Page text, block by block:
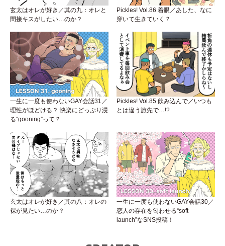
玄太はオレが好き／其の九：オレと
間接キスがしたい…のか？
Pickles! Vol.86 着眼／あした、なに
穿いて生きていく？
一生に一度も使わないGAY会話31／
理性がほどける？ 快楽にどっぷり浸
る“gooning”って？
Pickles! Vol.85 飲み込んで／いつも
とは違う旅先で…!?
玄太はオレが好き／其の八：オレの
裸が見たい…のか？
一生に一度も使わないGAY会話30／
恋人の存在を匂わせる“soft
launch”なSNS投稿！